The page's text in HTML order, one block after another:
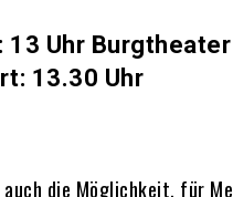
Uhr Burgtheater
13.30 Uhr
die Möglichkeit, für